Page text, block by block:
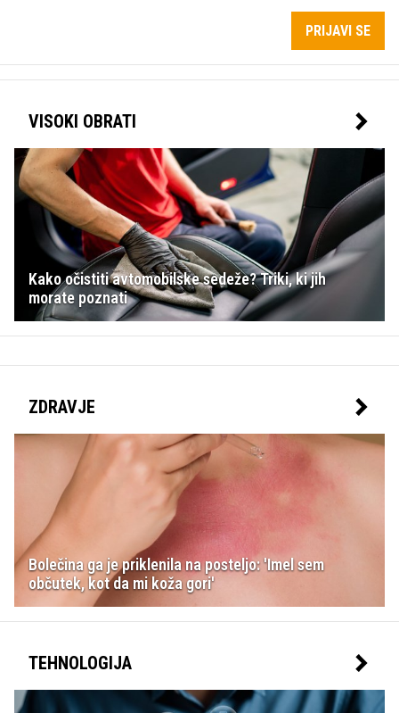
PRIJAVI SE
VISOKI OBRATI
Kako očistiti avtomobilske sedeže? Triki, ki jih
morate poznati
ZDRAVJE
Bolečina ga je priklenila na posteljo: 'Imel sem
občutek, kot da mi koža gori'
TEHNOLOGIJA